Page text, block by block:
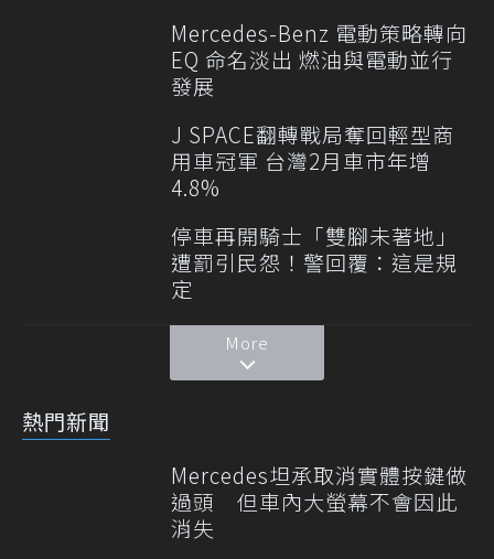
Mercedes-Benz 電動策略轉向
EQ 命名淡出 燃油與電動並行
發展
J SPACE翻轉戰局奪回輕型商
用車冠軍 台灣2月車市年增
4.8%
停車再開騎士「雙腳未著地」
遭罰引民怨！警回覆：這是規
定
More
熱門新聞
Mercedes坦承取消實體按鍵做
過頭 但車內大螢幕不會因此
消失